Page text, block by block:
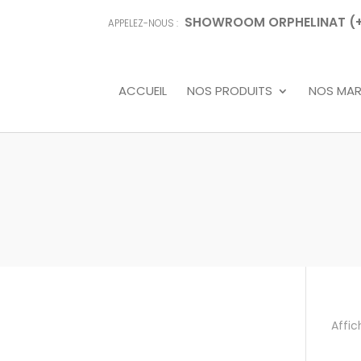
APPELEZ-NOUS : SHOWROOM ORPHELINAT
ACCUEIL NOS PRODUITS NOS